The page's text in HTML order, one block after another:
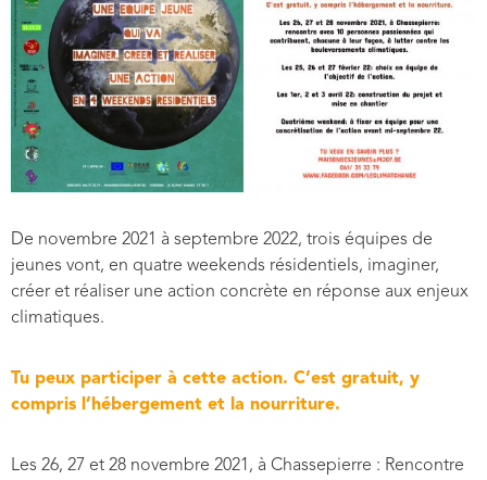
De novembre 2021 à septembre 2022, trois équipes de
jeunes vont, en quatre weekends résidentiels, imaginer,
créer et réaliser une action concrète en réponse aux enjeux
climatiques.
Tu peux participer à cette action. C’est gratuit, y
compris l’hébergement et la nourriture.
Les 26, 27 et 28 novembre 2021, à Chassepierre : Rencontre